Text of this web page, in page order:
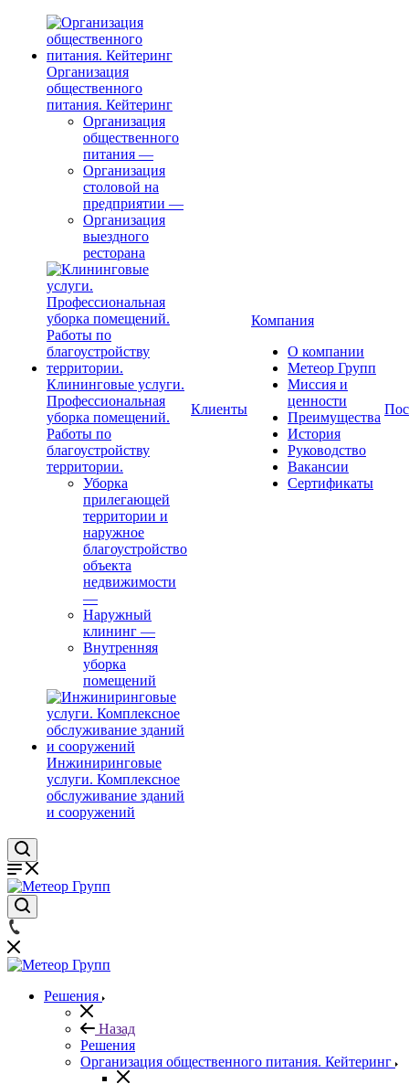
Организация
общественного
питания. Кейтеринг
Организация
общественного
питания —
Организация
столовой на
предприятии —
Организация
выездного
ресторана
Клининговые услуги.
Профессиональная
уборка помещений.
Работы по
благоустройству
территории.
Уборка
прилегающей
территории и
наружное
благоустройство
объекта
недвижимости
—
Наружный
клининг —
Внутренняя
уборка
помещений
Инжиниринговые
услуги. Комплексное
обслуживание зданий
и сооружений
Клиенты
Компания
О компании
Метеор Групп
Миссия и
ценности
Преимущества
История
Руководство
Вакансии
Сертификаты
Решения
Назад
Решения
Организация общественного питания. Кейтеринг